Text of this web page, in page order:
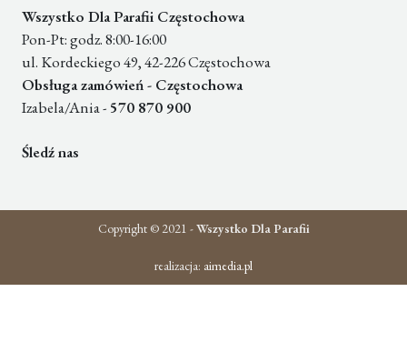
Wszystko Dla Parafii Częstochowa
Pon-Pt: godz. 8:00-16:00
ul. Kordeckiego 49, 42-226 Częstochowa
Obsługa zamówień - Częstochowa
Izabela/Ania - 570 870 900
Śledź nas
Copyright © 2021 -Wszystko Dla Parafii
realizacja: aimedia.pl